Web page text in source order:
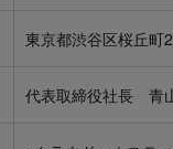
東京都渋谷区桜丘
代表取締役社長